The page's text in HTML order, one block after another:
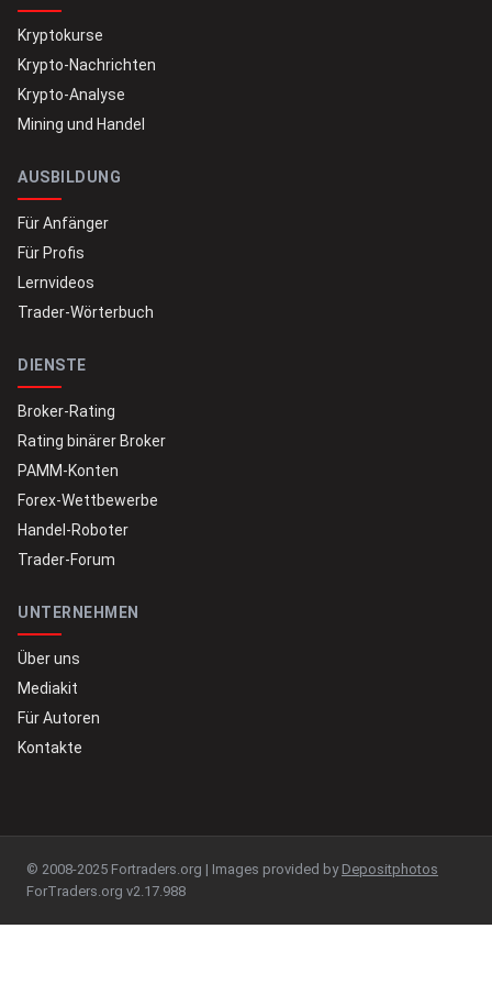
Kryptokurse
Krypto-Nachrichten
Krypto-Analyse
Mining und Handel
AUSBILDUNG
Für Anfänger
Für Profis
Lernvideos
Trader-Wörterbuch
DIENSTE
Broker-Rating
Rating binärer Broker
PAMM-Konten
Forex-Wettbewerbe
Handel-Roboter
Trader-Forum
UNTERNEHMEN
Über uns
Mediakit
Für Autoren
Kontakte
© 2008-2025 Fortraders.org | Images provided by Depositphotos
ForTraders.org v2.17.988